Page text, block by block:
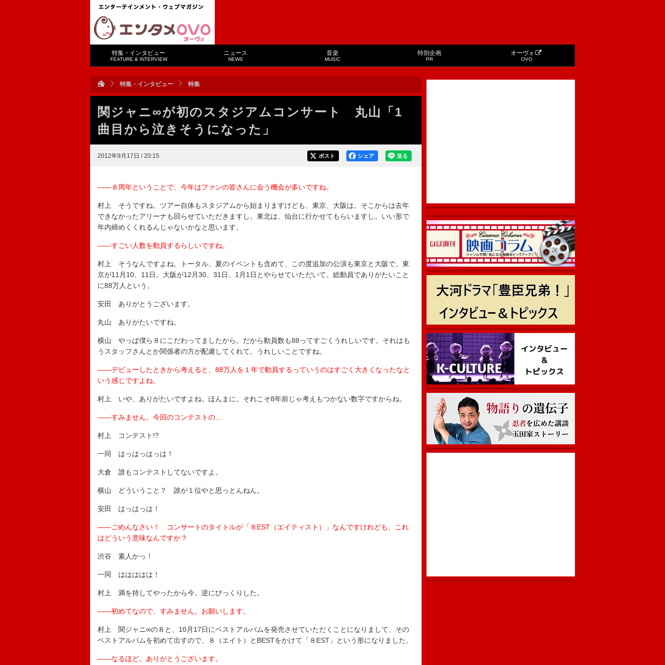
特集・インタビュー
FEATURE & INTERVIEW
ニュース
NEWS
音楽
MUSIC
特別企画
PR
オーヴォ
OVO
特集・インタビュー 特集
関ジャニ∞が初のスタジアムコンサート 丸山「1
曲目から泣きそうになった」
2012年9月17日 / 20:15 送る
シェア
ポスト
――８周年ということで、今年はファンの皆さんに会う機会が多いですね。
村上 そうですね。ツアー自体もスタジアムから始まりますけども、東京、大阪は。そこからは去年
できなかったアリーナも回らせていただきますし。東北は、仙台に行かせてもらいますし。いい形で
年内締めくくれるんじゃないかなと思います。
――すごい人数を動員するらしいですね。
村上 そうなんですよね。トータル、夏のイベントも含めて、この度追加の公演も東京と大阪で。東
京が11月10、11日。大阪が12月30、31日、1月1日とやらせていただいて。総動員でありがたいこと
に88万人という。
安田 ありがとうございます。
丸山 ありがたいですね。
横山 やっぱ僕ら８にこだわってましたから。だから動員数も88ってすごくうれしいです。それはも
うスタッフさんとか関係者の方が配慮してくれて。うれしいことですね。
――デビューしたときから考えると、88万人を１年で動員するっていうのはすごく大きくなったなと
いう感じですよね。
村上 いや、ありがたいですよね。ほんまに。それこそ8年前じゃ考えもつかない数字ですからね。
――すみません、今回のコンテストの…
村上 コンテスト!?
一同 はっはっはっは！
大倉 誰もコンテストしてないですよ。
横山 どういうこと？ 誰が１位やと思っとんねん。
安田 はっはっは！
――ごめんなさい！ コンサートのタイトルが「８EST（エイティスト）」なんですけれども、これ
はどういう意味なんですか？
渋谷 素人かっ！
一同 ははははは！
村上 満を持してやったから今。逆にびっくりした。
――初めてなので、すみません。お願いします。
村上 関ジャニ∞の８と、10月17日にベストアルバムを発売させていただくことになりまして、その
ベストアルバムを初めて出すので、８（エイト）とBESTをかけて「８EST」という形になりました。
――なるほど。ありがとうございます。